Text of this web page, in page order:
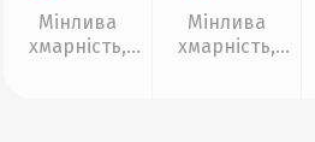
Мінлива
хмарність,
Мінлива
хмарність,